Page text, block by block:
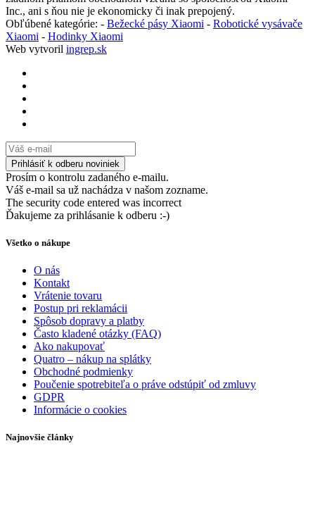
Inc., ani s ňou nie je ekonomicky či inak prepojený.
Obľúbené kategórie: - Bežecké pásy Xiaomi - Robotické vysávače
Xiaomi - Hodinky Xiaomi
Web vytvoril ingrep.sk
Prosím o kontrolu zadaného e-mailu.
Váš e-mail sa už nachádza v našom zozname.
The security code entered was incorrect
Ďakujeme za prihlásanie k odberu :-)
Všetko o nákupe
O nás
Kontakt
Vrátenie tovaru
Postup pri reklamácii
Spôsob dopravy a platby
Často kladené otázky (FAQ)
Ako nakupovať
Quatro – nákup na splátky
Obchodné podmienky
Poučenie spotrebiteľa o práve odstúpiť od zmluvy
GDPR
Informácie o cookies
Najnovšie články